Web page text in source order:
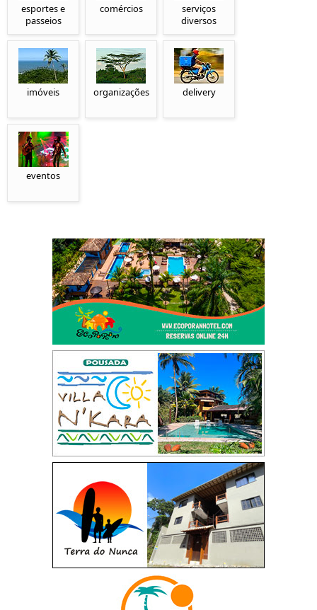
esportes e
passeios
comércios
serviços
diversos
imóveis organizações delivery
eventos